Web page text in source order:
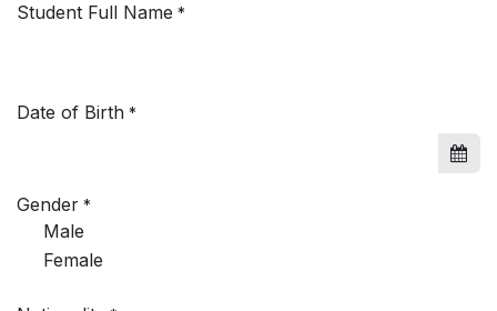
Student Full Name *
Date of Birth *
Gender *
Male
Female